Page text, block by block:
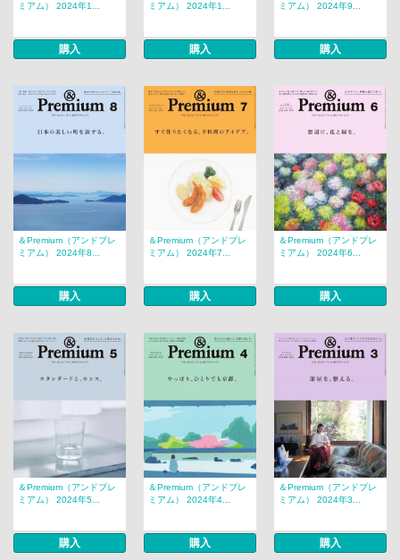
ミアム） 2024年1...
購入
ミアム） 2024年1...
購入
ミアム） 2024年9...
購入
＆Premium（アンドプレ
ミアム） 2024年8...
購入
＆Premium（アンドプレ
ミアム） 2024年7...
購入
＆Premium（アンドプレ
ミアム） 2024年6...
購入
＆Premium（アンドプレ
ミアム） 2024年5...
購入
＆Premium（アンドプレ
ミアム） 2024年4...
購入
＆Premium（アンドプレ
ミアム） 2024年3...
購入